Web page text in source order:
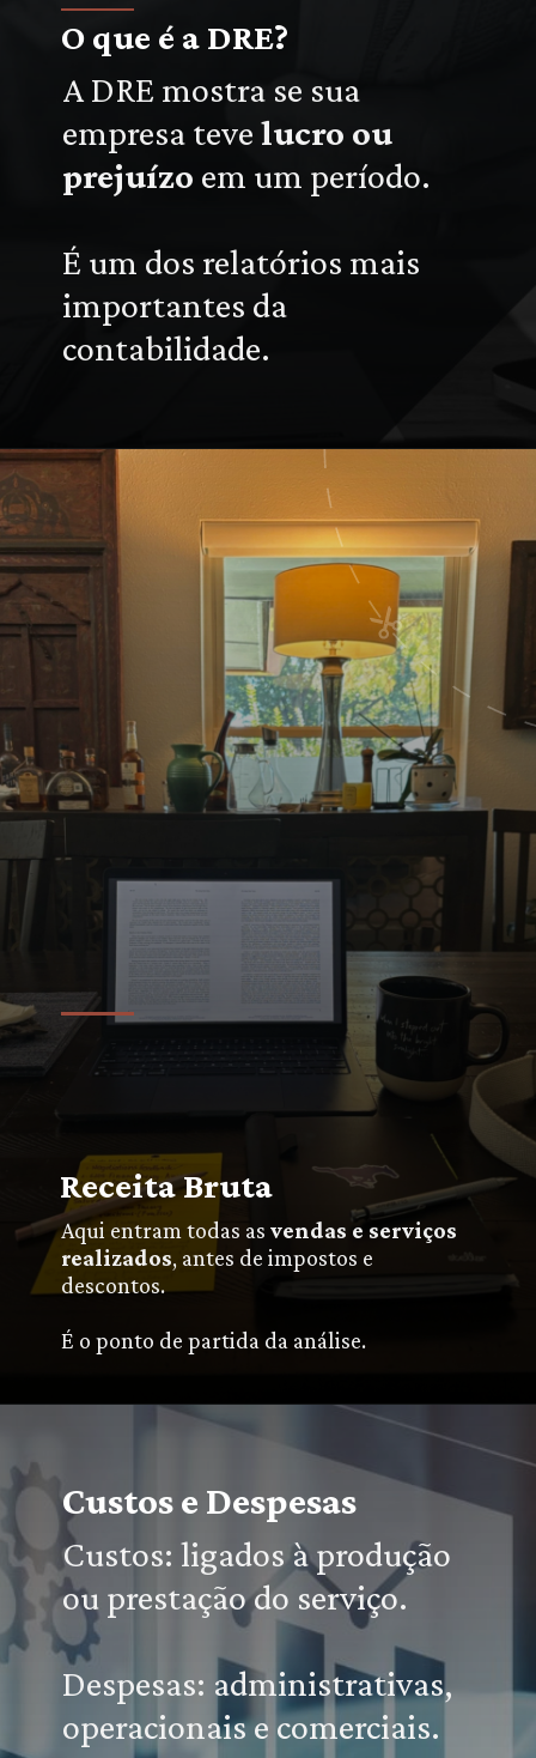
O que é a DRE?
A DRE mostra se sua
empresa tevelucro ou
prejuízo em um período.
É um dos relatórios mais
importantes da
contabilidade.
Aqui entram todas asvendas e serviços
realizados, antes de impostos e
descontos.
É o ponto de partida da análise.
Receita Bruta
Custos e Despesas
Custos: ligados à produção
ou prestação do serviço.
Despesas: administrativas,
operacionais e comerciais.